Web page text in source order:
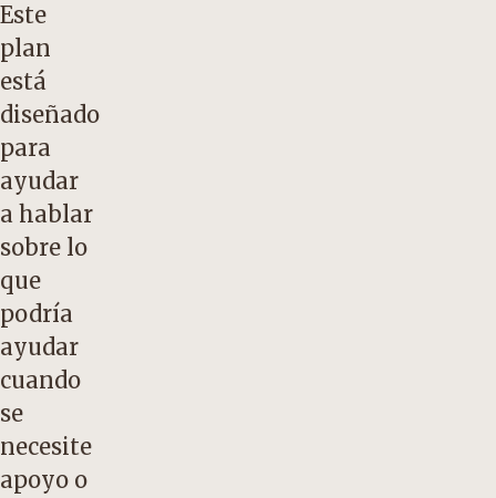
Este
plan
está
diseñado
para
ayudar
a hablar
sobre lo
que
podría
ayudar
cuando
se
necesite
apoyo o